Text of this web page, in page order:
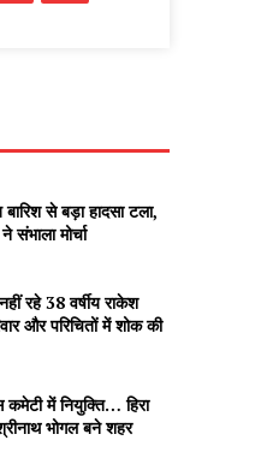
से बड़ा हादसा टला,
संभाला मोर्चा
रहे 38 वर्षीय राकेश
और परिचितों में शोक की
कमेटी में नियुक्ति… हिरा
भोगल बने शहर